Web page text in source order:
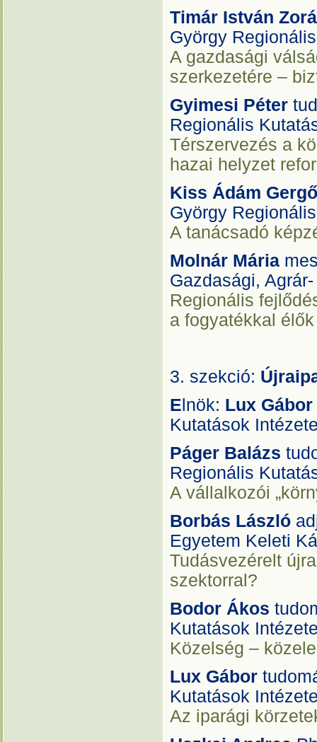
Timár István
György
A gazdasági
szerkezetére –
Gyimesi Péter
Regionális
Térszervezés a
hazai helyzet
Kiss Ádám
György
A tanácsadó
Molnár Mária
Gazdasági,
Regionális
a fogyatékkal
3. szekció:
E lnök: Lux Gábor
Kutatások
Páger Balázs
Regionális
A vállalkozói
Borbás László
Egyetem Keleti
Tudásvezérelt
szektorral?
Bodor Ákos
Kutatások
Közelség –
Lux Gábor
Kutatások
Az iparági